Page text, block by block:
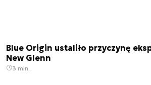
Blue Origin ustaliło przyczynę
New Glenn
3 min.